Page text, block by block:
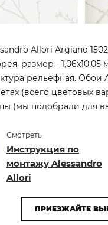
Allori Argiano
размер -
рельефная. Обои
(всего цветовых
(мы подобрали для
Смотреть
Инструкция по
монтажу Alessandro
Allori
ПРИЕЗЖАЙТЕ